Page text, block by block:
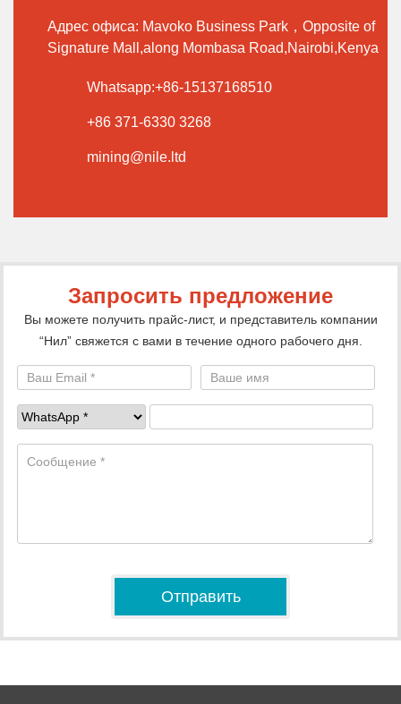
Адрес офиса: Mavoko Business Park，Opposite of
Signature Mall,along Mombasa Road,Nairobi,Kenya
Whatsapp:+86-15137168510
+86 371-6330 3268
mining@nile.ltd
Запросить предложение
Вы можете получить прайс-лист, и представитель компании
“Нил” свяжется с вами в течение одного рабочего дня.